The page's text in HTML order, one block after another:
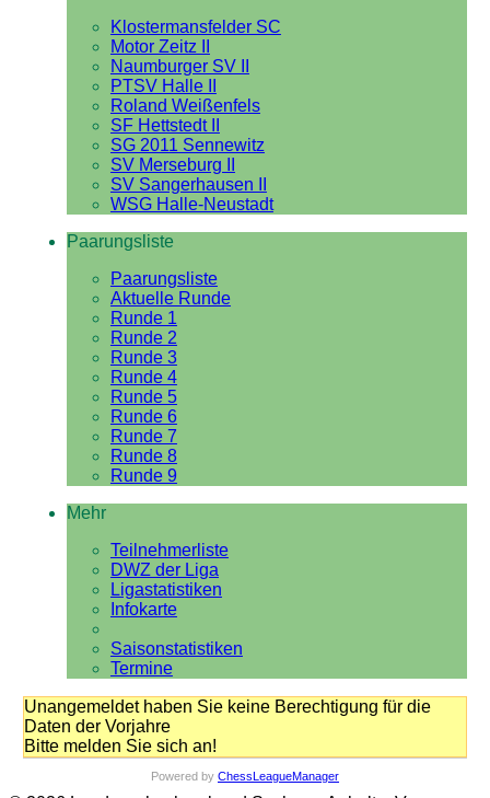
Klostermansfelder SC
Motor Zeitz II
Naumburger SV II
PTSV Halle II
Roland Weißenfels
SF Hettstedt II
SG 2011 Sennewitz
SV Merseburg II
SV Sangerhausen II
WSG Halle-Neustadt
Paarungsliste
Paarungsliste
Aktuelle Runde
Runde 1
Runde 2
Runde 3
Runde 4
Runde 5
Runde 6
Runde 7
Runde 8
Runde 9
Mehr
Teilnehmerliste
DWZ der Liga
Ligastatistiken
Infokarte
Saisonstatistiken
Termine
Unangemeldet haben Sie keine Berechtigung für die
Daten der Vorjahre
Bitte melden Sie sich an!
Powered by ChessLeagueManager